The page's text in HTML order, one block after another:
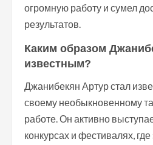
огромную работу и сумел
результатов.
Каким образом
известным?
Джанибекян Артур стал
своему необыкновенному
работе. Он активно
конкурсах и фестивалях,